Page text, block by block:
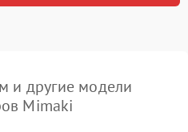
и другие модели
Mimaki